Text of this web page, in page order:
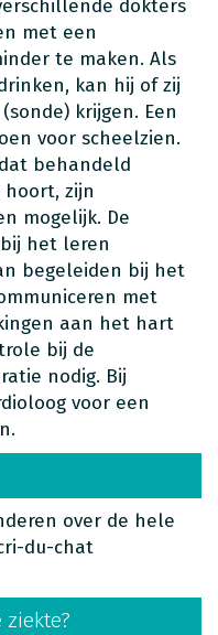
dokters
met een
te maken. Als
kan hij of zij
krijgen. Een
voor scheelzien.
behandeld
zijn
mogelijk. De
het leren
begeleiden bij het
met
aan het hart
bij de
nodig. Bij
voor een
over de hele
du-chat
ziekte?